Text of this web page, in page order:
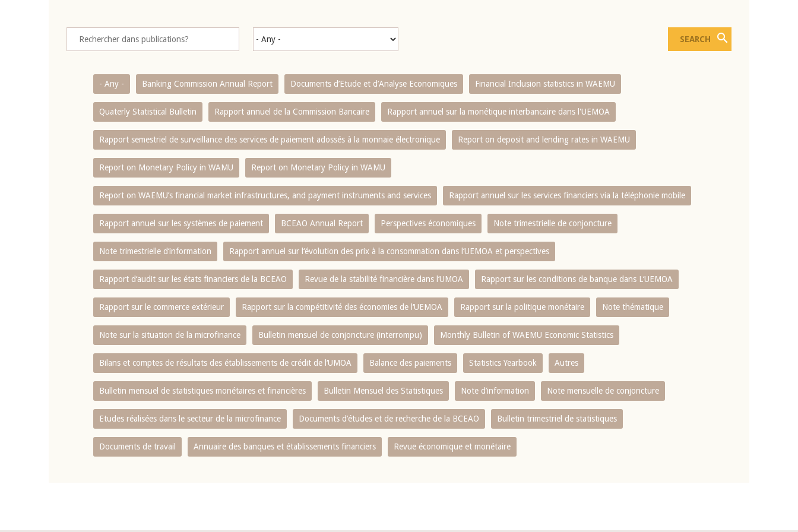
- Any - Banking Commission Annual Report Documents d’Etude et d’Analyse Economiques Financial Inclusion statistics in WAEMU
Quaterly Statistical Bulletin Rapport annuel de la Commission Bancaire Rapport annuel sur la monétique interbancaire dans l'UEMOA
Rapport semestriel de surveillance des services de paiement adossés à la monnaie électronique Report on deposit and lending rates in WAEMU
Report on Monetary Policy in WAMU Report on Monetary Policy in WAMU
Report on WAEMU’s financial market infrastructures, and payment instruments and services Rapport annuel sur les services financiers via la téléphonie mobile
Rapport annuel sur les systèmes de paiement BCEAO Annual Report Perspectives économiques Note trimestrielle de conjoncture
Note trimestrielle d‘information Rapport annuel sur l‘évolution des prix à la consommation dans l‘UEMOA et perspectives
Rapport d‘audit sur les états financiers de la BCEAO Revue de la stabilité financière dans l‘UMOA Rapport sur les conditions de banque dans L‘UEMOA
Rapport sur le commerce extérieur Rapport sur la compétitivité des économies de l‘UEMOA Rapport sur la politique monétaire Note thématique
Note sur la situation de la microfinance Bulletin mensuel de conjoncture (interrompu) Monthly Bulletin of WAEMU Economic Statistics
Bilans et comptes de résultats des établissements de crédit de l‘UMOA Balance des paiements Statistics Yearbook Autres
Bulletin mensuel de statistiques monétaires et financières Bulletin Mensuel des Statistiques Note d’information Note mensuelle de conjoncture
Etudes réalisées dans le secteur de la microfinance Documents d’études et de recherche de la BCEAO Bulletin trimestriel de statistiques
Documents de travail Annuaire des banques et établissements financiers Revue économique et monétaire